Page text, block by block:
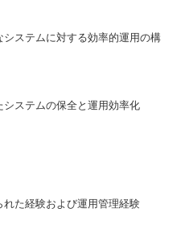
システムに対する効率的運用の構
システムの保全と運用効率化
た経験および運用管理経験